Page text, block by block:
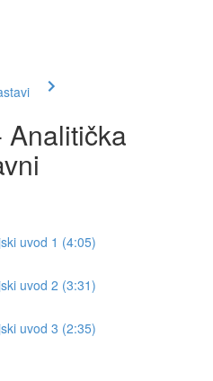
Analitička
uvod 1 (4:05)
uvod 2 (3:31)
uvod 3 (2:35)